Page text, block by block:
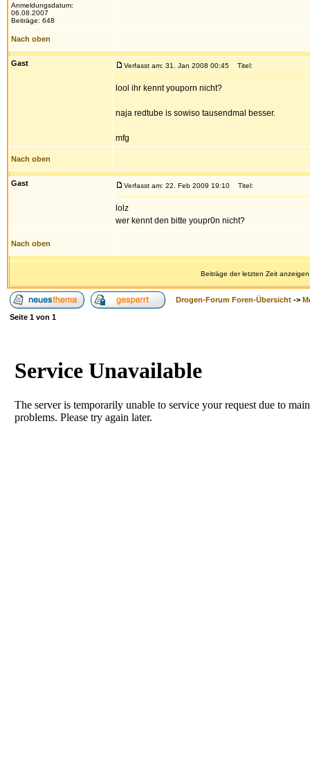
Anmeldungsdatum:
06.08.2007
Beiträge: 648
Nach oben
Gast Verfasst am: 31. Jan 2008 00:45 Titel:
lool ihr kennt youporn nicht?
naja redtube is sowiso tausendmal besser.
mfg
Nach oben
Gast Verfasst am: 22. Feb 2009 19:10 Titel:
lolz
wer kennt den bitte youpr0n nicht?
Nach oben
Beiträge der letzten Zeit
Drogen-Forum Foren-Übersicht ->
Seite 1 von 1